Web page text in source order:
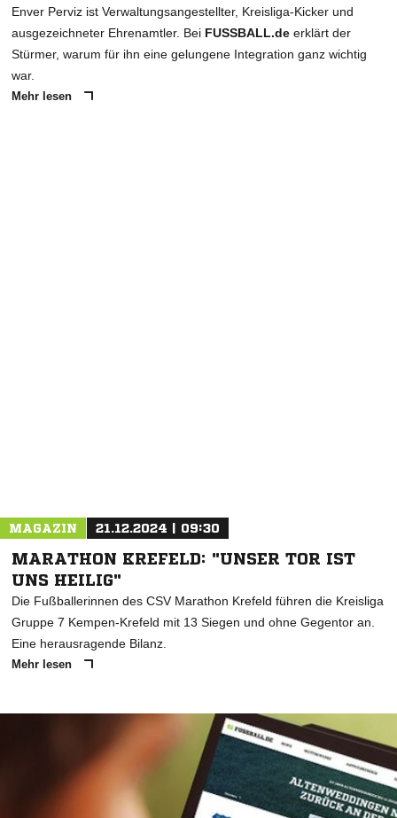
Enver Perviz ist Verwaltungsangestellter, Kreisliga-Kicker und
ausgezeichneter Ehrenamtler. Bei FUSSBALL.de erklärt der
Stürmer, warum für ihn eine gelungene Integration ganz wichtig
war.
Mehr lesen
MAGAZIN 21.12.2024 | 09:30
MARATHON KREFELD: "UNSER TOR IST
UNS HEILIG"
Die Fußballerinnen des CSV Marathon Krefeld führen die Kreisliga
Gruppe 7 Kempen-Krefeld mit 13 Siegen und ohne Gegentor an.
Eine herausragende Bilanz.
Mehr lesen